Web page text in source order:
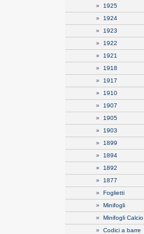
» 1925
» 1924
» 1923
» 1922
» 1921
» 1918
» 1917
» 1910
» 1907
» 1905
» 1903
» 1899
» 1894
» 1892
» 1877
» Foglietti
» Minifogli
» Minifogli Calcio
» Codici a barre